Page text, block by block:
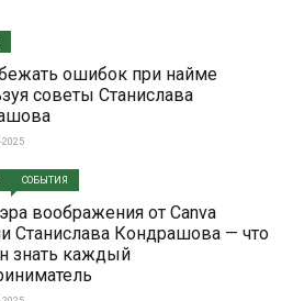
ошибок при найме
советы Станислава
2025
СОБЫТИЯ
воображения от Canva
Станислава Кондрашова — что
знать каждый